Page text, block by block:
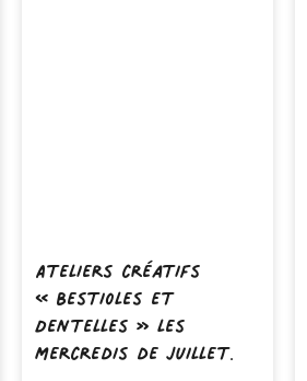
Ateliers créatifs
« Bestioles et
Dentelles » les
mercredis de juillet.